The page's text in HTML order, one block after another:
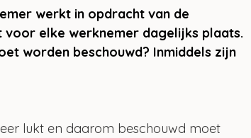
werkt in opdracht van de
elke werknemer dagelijks plaats.
worden beschouwd? Inmiddels zijn
lukt en daarom beschouwd moet